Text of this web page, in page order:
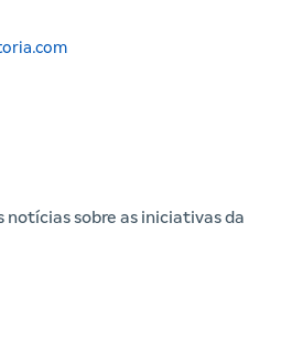
sobre as iniciativas da